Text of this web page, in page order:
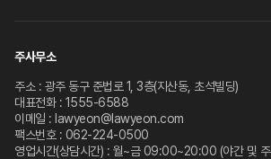
주사무소
주소 : 광주 동구 준법로 1, 3층(지산동, 초석빌딩)
대표전화 : 1555-6588
이메일 : lawyeon@lawyeon.com
팩스번호 : 062-224-0500
영업시간(상담시간) : 월~금 09:00~20:00 (야간 및 주